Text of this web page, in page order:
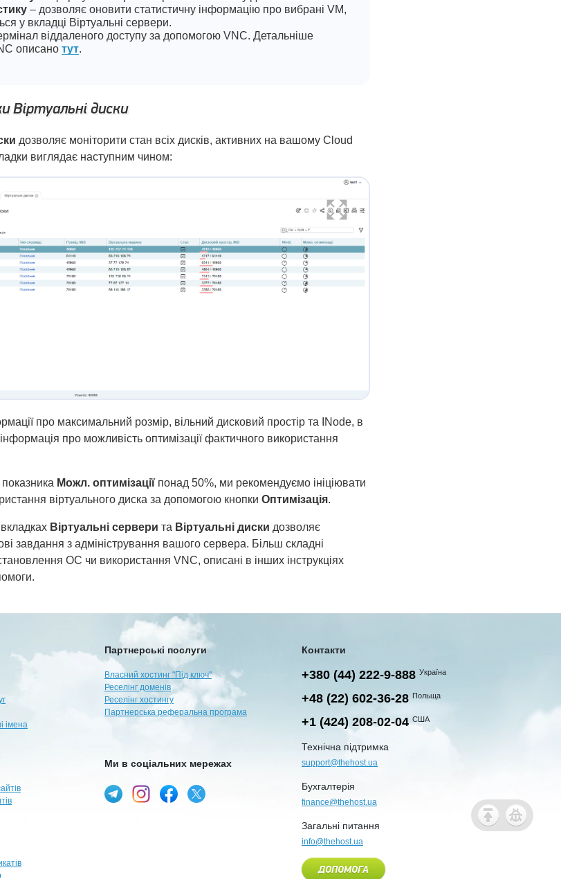
– дозволяє оновити статистичну інформацію про вибрані VM,
у вкладці Віртуальні сервери.
віддаленого доступу за допомогою VNC. Детальніше
описано тут.
Віртуальні диски
дозволяє моніторити стан всіх дисків, активних на вашому Cloud
виглядає наступним чином:
про максимальний розмір, вільний дисковий простір та INode, в
про можливість оптимізації фактичного використання
Можл. оптимізації понад 50%, ми рекомендуємо ініціювати
віртуального диска за допомогою кнопки Оптимізація.
Віртуальні сервери та Віртуальні диски дозволяє
завдання з адміністрування вашого сервера. Більш складні
ОС чи використання VNC, описані в інших інструкціях
імена
Партнерські послуги
Власний хостинг "Під ключ"
Реселінг доменів
Реселінг хостингу
Партнерська реферальна програма
Ми в соціальних мережах
Контакти
+380 (44) 222-9-888 Україна
+48 (22) 602-36-28 Польща
+1 (424) 208-02-04 США
Технічна підтримка
support@thehost.ua
Бухгалтерія
finance@thehost.ua
Загальні питання
info@thehost.ua
ДОПОМОГА